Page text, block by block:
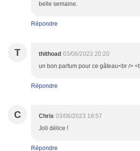
belle semaine.
Répondre
T thithoad 03/06/2023 20:20
un bon parfum pour ce gâteau<br />
Répondre
C Chris 03/06/2023 18:57
Joli délice !
Répondre